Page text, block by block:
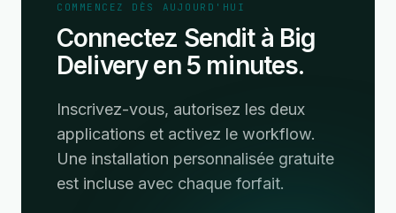
COMMENCEZ DÈS AUJOURD'HUI
Connectez Sendit à Big
Delivery en 5 minutes.
Inscrivez-vous, autorisez les deux
applications et activez le workflow.
Une installation personnalisée gratuite
est incluse avec chaque forfait.